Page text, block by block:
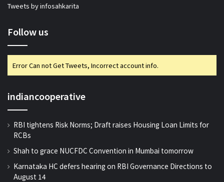
Tweets by infosahkarita
Follow us
Error Can not Get Tweets, Incorrect account info.
indiancooperative
RBI tightens Risk Norms; Draft raises Housing Loan Limits for
RCBs
Shah to grace NUCFDC Convention in Mumbai tomorrow
Karnataka HC defers hearing on RBI Governance Directions to
August 14